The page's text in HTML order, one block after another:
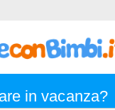
in vacanza?